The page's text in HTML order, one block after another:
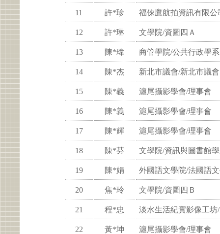
11 許*珍 福倈鷹航拍資訊有限公
12 許*琳 文學院/資圖四Ａ
13 陳*瑋 商管學院/公共行政學系
14 陳*杰 新北市議會/新北市議會
15 陳*義 滬尾攝影學會/理事會
16 陳*義 滬尾攝影學會/理事會
17 陳*輝 滬尾攝影學會/理事會
18 陳*芬 文學院/資訊與圖書館
19 陳*娟 外國語文學院/法國語
20 焦*玲 文學院/資圖四Ｂ
21 程*忠 淡水生活紀實影像工坊
22 黃*坤 滬尾攝影學會/理事會